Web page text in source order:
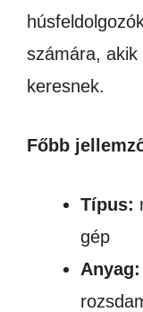
számára,
keresnek.
Főbb
Típus:
gép
Anyag: